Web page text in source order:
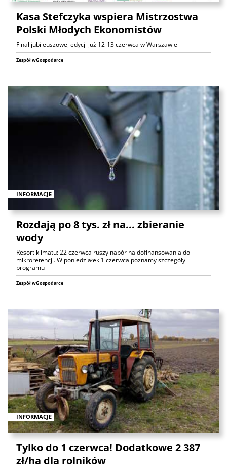
Kasa Stefczyka wspiera Mistrzostwa
Polski Młodych Ekonomistów
Finał jubileuszowej edycji już 12-13 czerwca w Warszawie
Zespół wGospodarce
INFORMACJE
Rozdają po 8 tys. zł na... zbieranie
wody
Resort klimatu: 22 czerwca ruszy nabór na dofinansowania do
mikroretencji. W poniedziałek 1 czerwca poznamy szczegóły
programu
Zespół wGospodarce
INFORMACJE
Tylko do 1 czerwca! Dodatkowe 2 387
zł/ha dla rolników